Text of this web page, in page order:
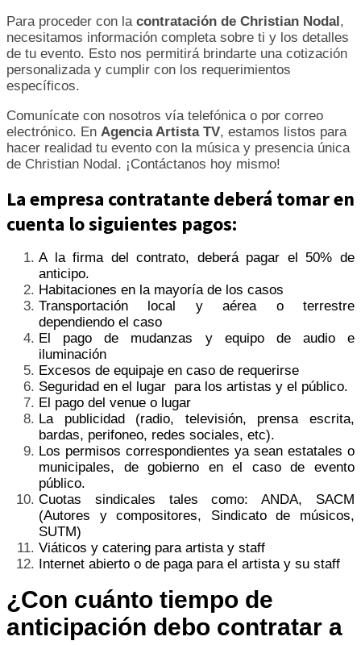
Para proceder con la contratación de Christian Nodal,
necesitamos información completa sobre ti y los detalles
de tu evento. Esto nos permitirá brindarte una cotización
personalizada y cumplir con los requerimientos
específicos.
Comunícate con nosotros vía telefónica o por correo
electrónico. En Agencia Artista TV, estamos listos para
hacer realidad tu evento con la música y presencia única
de Christian Nodal. ¡Contáctanos hoy mismo!
La empresa contratante deberá tomar en
cuenta lo siguientes pagos:
A la firma del contrato, deberá pagar el 50% de
anticipo.
Habitaciones en la mayoría de los casos
Transportación local y aérea o terrestre
dependiendo el caso
El pago de mudanzas y equipo de audio e
iluminación
Excesos de equipaje en caso de requerirse
Seguridad en el lugar para los artistas y el público.
El pago del venue o lugar
La publicidad (radio, televisión, prensa escrita,
bardas, perifoneo, redes sociales, etc).
Los permisos correspondientes ya sean estatales o
municipales, de gobierno en el caso de evento
público.
Cuotas sindicales tales como: ANDA, SACM
(Autores y compositores, Sindicato de músicos,
SUTM)
Viáticos y catering para artista y staff
Internet abierto o de paga para el artista y su staff
¿Con cuánto tiempo de
anticipación debo contratar a